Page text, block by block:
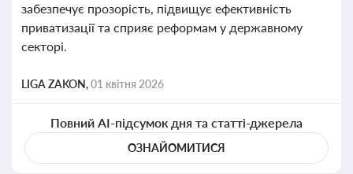
забезпечує прозорість, підвищує ефективність
приватизації та сприяє реформам у державному
секторі.
LIGA ZAKON,01 квітня 2026
Повний AI-підсумок дня та статті-джерела
ОЗНАЙОМИТИСЯ